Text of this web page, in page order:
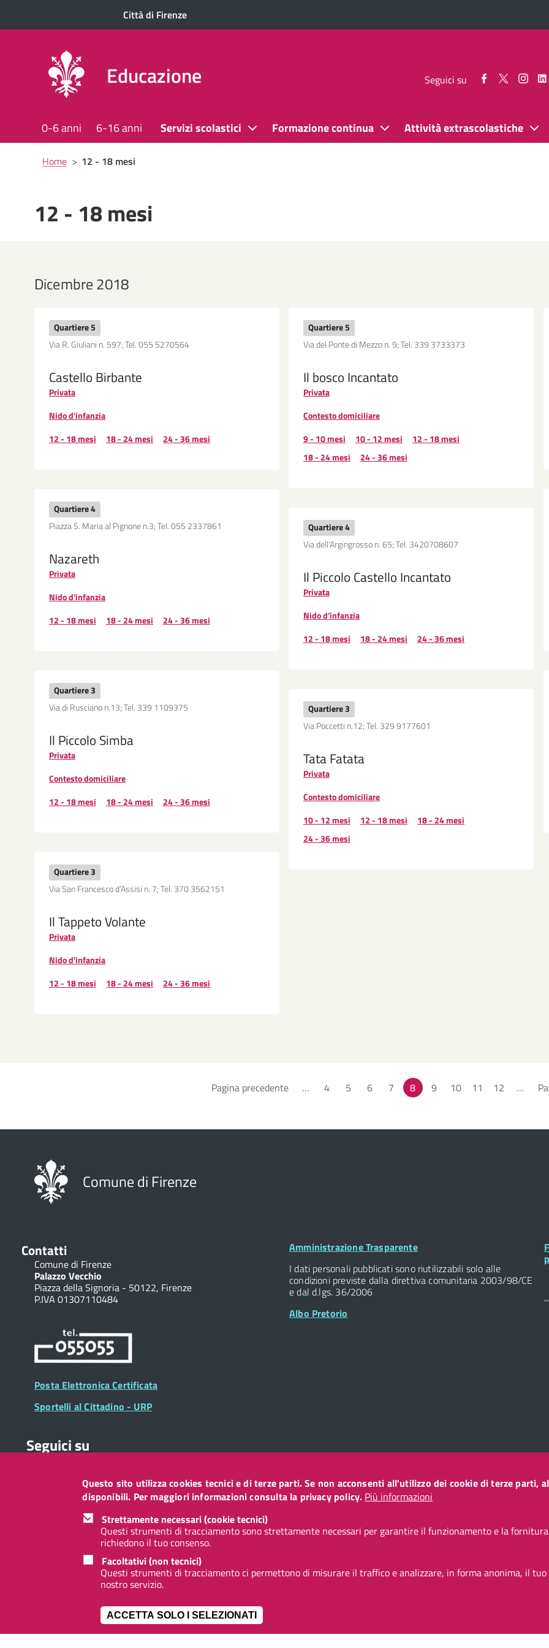
Città di Firenze
Educazione Seguici su
Seguici Seguici
0-6 anni 6-16 anni Servizi scolastici Formazione continua Attività extrascolastiche
Briciole
di
Home> 12 - 18 mesi
12 - 18 mesi
Dicembre 2018
Quartiere 5
Via R. Giuliani n. 597; Tel. 055 5270564
Castello Birbante
Privata
Nido d'infanzia
12 - 18 mesi
18 - 24 mesi 24 - 36 mesi
Quartiere 5
Via del Ponte di Mezzo n. 9; Tel. 339 3733373
Il bosco Incantato
Privata
Contesto domiciliare
9 - 10 mesi
10 - 12 mesi
12 - 18 mesi
18 - 24 mesi
24 - 36 mesi
Quartiere 4
Piazza S. Maria al Pignone n.3; Tel. 055 2337861
Nazareth
Privata
Nido d'infanzia
12 - 18 mesi
18 - 24 mesi 24 - 36 mesi
Quartiere 4
Via dell’Argingrosso n. 65; Tel. 3420708607
Il Piccolo Castello Incantato
Privata
Nido d'infanzia
12 - 18 mesi
18 - 24 mesi 24 - 36 mesi
Quartiere 3
Via di Rusciano n.13; Tel. 339 1109375
Il Piccolo Simba
Privata
Contesto domiciliare
12 - 18 mesi
18 - 24 mesi 24 - 36 mesi
Quartiere 3
Via Poccetti n.12; Tel. 329 9177601
Tata Fatata
Privata
Contesto domiciliare
10 - 12 mesi
12 - 18 mesi
18 - 24 mesi
24 - 36 mesi
Quartiere 3
Via San Francesco d’Assisi n. 7; Tel. 370 3562151
Il Tappeto Volante
Privata
Nido d'infanzia
12 - 18 mesi
18 - 24 mesi 24 - 36 mesi
Pagina precedente … Page
4 Page
5 Page
6 Page
7 8 Page
9 Page
10 Page
11 Page
12 …
Comune di Firenze
Contatti
Comune di Firenze
Palazzo Vecchio
Piazza della Signoria - 50122, Firenze
P.IVA 01307110484
Posta Elettronica Certificata
Sportelli al Cittadino - URP
Footer
Amministrazione Trasparente
I dati personali pubblicati sono riutilizzabili solo alle
condizioni previste dalla direttiva comunitaria 2003/98/CE
e dal d.lgs. 36/2006
Albo Pretorio
Seguici su
Collegamento
Facebook
Collegamento
a
Twitter
Collegamento
a
Instagram
Collegamento
a
LinkedIn
Collegamento
a
You
Tube
Collegamento
a
Telegram
Collegamento
a
Whatsapp
Redazione web Privacy Note legali
Questo sito utilizza cookies tecnici e di terze parti. Se non acconsenti all'utilizzo dei cookie di terze parti,
disponibili. Per maggiori informazioni consulta la privacy policy. Più informazioni
Strettamente necessari (cookie tecnici)
Questi strumenti di tracciamento sono strettamente necessari per garantire il funzionamento e la
richiedono il tuo consenso.
Facoltativi (non tecnici)
Questi strumenti di tracciamento ci permettono di misurare il traffico e analizzare, in forma anonima, il
nostro servizio.
ACCETTA SOLO I SELEZIONATI